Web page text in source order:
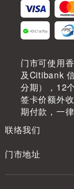
门市可使用
及Citibank
分期），12
签卡价额外
期付款，一
联络我们
门市地址